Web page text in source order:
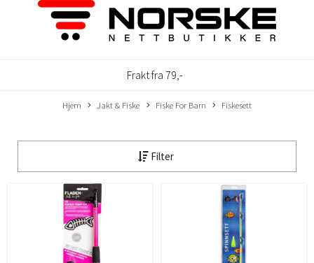
Frakt fra 79,-
Hjem Jakt & Fiske Fiske For Barn Fiskesett
Filter